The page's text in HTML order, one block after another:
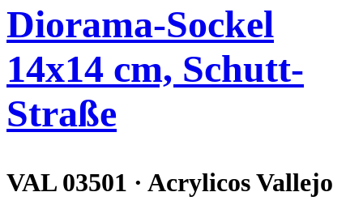
Diorama-Sockel
14x14 cm, Schutt-
Straße
VAL 03501 · Acrylicos Vallejo